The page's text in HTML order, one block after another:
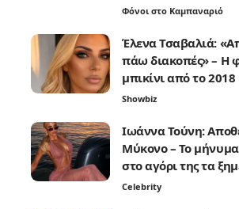
Φόνοι στο Καμπαναριό
Έλενα Τσαβαλιά:
πάω διακοπές» – Η
μπικίνι από το 2018
Showbiz
Ιωάννα Τούνη:
Μύκονο – Το
στο αγόρι της τα
Celebrity